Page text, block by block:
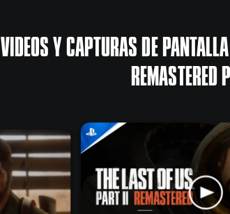
VIDEOS Y CAPTURAS DE
REMASTERED